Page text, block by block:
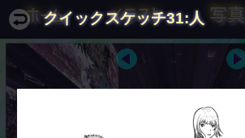
ホーム イラスト 写真
クイックスケッチ31:人